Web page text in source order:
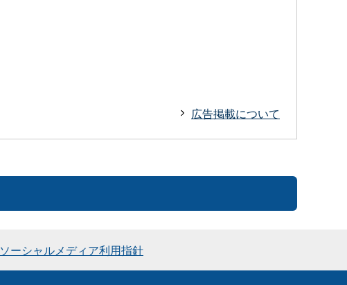
広告掲載について
ソーシャルメディア利用指針